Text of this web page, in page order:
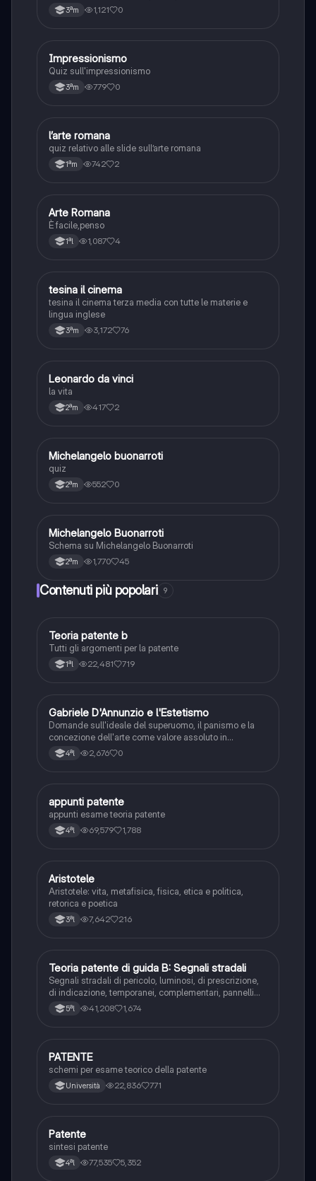
3ªm 1,121 0
IArte
Impressionismo
Quiz sull'impressionismo
3ªm 779 0
LArte
l’arte romana
quiz relativo alle slide sull’arte romana
1ªm 742 2
AStoria
Arte Romana
È facile,penso
1ªl 1,087 4
Italiano
tesina il cinema
tesina il cinema terza media con tutte le materie e
lingua inglese
3ªm 3,172 76
LArte
Leonardo da vinci
la vita
2ªm 417 2
MArte Michelangelo buonarroti
quiz
2ªm 552 0
Arte
Michelangelo Buonarroti
Schema su Michelangelo Buonarroti
2ªm 1,770 45
Contenuti più popolari 9
Altro
Teoria patente b
Tutti gli argomenti per la patente
1ªl 22,481 719
GItaliano
Gabriele D'Annunzio e l'Estetismo
Domande sull'ideale del superuomo, il panismo e la
concezione dell'arte come valore assoluto in
D'Annunzio.
4ªl 2,676 0
Altro
appunti patente
appunti esame teoria patente
4ªl 69,579 1,788
Filosofia
Aristotele
Aristotele: vita, metafisica, fisica, etica e politica,
retorica e poetica
3ªl 7,642 216
Ed. civ.
Teoria patente di guida B: Segnali stradali
Segnali stradali di pericolo, luminosi, di prescrizione,
di indicazione, temporanei, complementari, pannelli
integrativi, segnaletica orizzontale, segnalazioni
agenti del traffico, distanza di visibilità per l‘arresto,
5ªl 41,208 1,674
Altro
PATENTE
schemi per esame teorico della patente
Università 22,836 771
Altro
Patente
sintesi patente
4ªl 77,535 5,352